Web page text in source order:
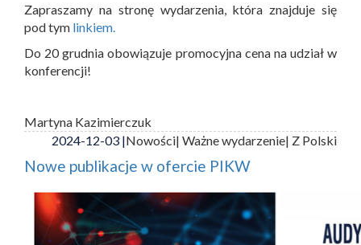
Zapraszamy na stronę wydarzenia, która znajduje się
pod tym linkiem.
Do 20 grudnia obowiązuje promocyjna cena na udział w
konferencji!
Martyna Kazimierczuk
2024-12-03 |Nowości| Ważne wydarzenie| Z Polski
Nowe publikacje w ofercie PIKW